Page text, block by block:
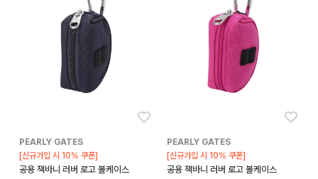
PEARLY GATES
[신규가입 시 10% 쿠폰]
공용 잭바니 러버 로고 볼케이스
PEARLY GATES
[신규가입 시 10% 쿠폰]
공용 잭바니 러버 로고 볼케이스